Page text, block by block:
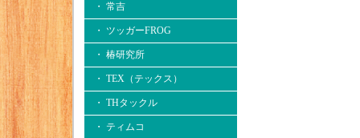
・ 常吉
・ ツッガーFROG
・ 椿研究所
・ TEX（テックス）
・ THタックル
・ ティムコ